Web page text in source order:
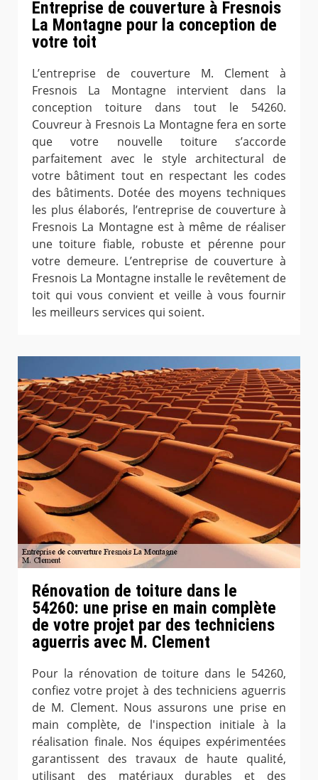
Entreprise de couverture à Fresnois
La Montagne pour la conception de
votre toit
L’entreprise de couverture M. Clement à
Fresnois La Montagne intervient dans la
conception toiture dans tout le 54260.
Couvreur à Fresnois La Montagne fera en sorte
que votre nouvelle toiture s’accorde
parfaitement avec le style architectural de
votre bâtiment tout en respectant les codes
des bâtiments. Dotée des moyens techniques
les plus élaborés, l’entreprise de couverture à
Fresnois La Montagne est à même de réaliser
une toiture fiable, robuste et pérenne pour
votre demeure. L’entreprise de couverture à
Fresnois La Montagne installe le revêtement de
toit qui vous convient et veille à vous fournir
les meilleurs services qui soient.
Rénovation de toiture dans le
54260: une prise en main complète
de votre projet par des techniciens
aguerris avec M. Clement
Pour la rénovation de toiture dans le 54260,
confiez votre projet à des techniciens aguerris
de M. Clement. Nous assurons une prise en
main complète, de l'inspection initiale à la
réalisation finale. Nos équipes expérimentées
garantissent des travaux de haute qualité,
utilisant des matériaux durables et des